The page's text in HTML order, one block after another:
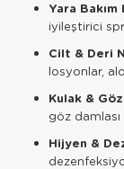
Yara Bakım
iyileştirici
Cilt & Deri
losyonlar,
Kulak &
göz damlası
Hijyen &